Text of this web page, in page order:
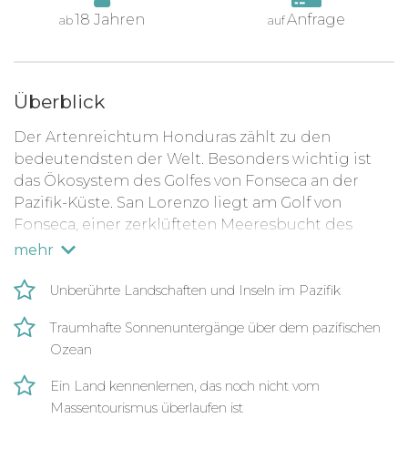
ab18 Jahren aufAnfrage
Überblick
Der Artenreichtum Honduras zählt zu den
bedeutendsten der Welt. Besonders wichtig ist
das Ökosystem des Golfes von Fonseca an der
Pazifik-Küste. San Lorenzo liegt am Golf von
Fonseca, einer zerklüfteten Meeresbucht des
Pazifiks in Mittelamerika, die von den Ländern
Der Golf ist wahrscheinlich vulkanischen
Ursprungs. Die bekannteste Touristenattraktion in
der Gegend ist die Inselgemeinde Amapala. Diese
charmante Stadt liegt auf der Isla del Tigre im Golf
von Fonseca. Besuche die größten Inseln im Golf
von Fonseca und mache eine Bootstour zu den
mehr
Unberührte Landschaften und Inseln im Pazifik
Traumhafte Sonnenuntergänge über dem pazifischen
Ozean
Ein Land kennenlernen, das noch nicht vom
Massentourismus überlaufen ist